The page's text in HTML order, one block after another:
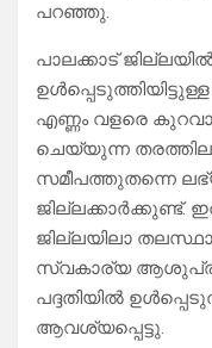
പറഞ്ഞു.
പാലക്കാട്
എണ്ണം വളരെ
ചെയ്യുന്ന
സമീപത്തുതന്നെ
ജില്ലക്കാർക്കുണ്ട്.
ജില്ലയിലാ
സ്വകാര്യ
പദ്ദതിയിൽ
ആവശ്യപ്പെട്ടു.